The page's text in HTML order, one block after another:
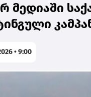
მედიაში
• 9:00